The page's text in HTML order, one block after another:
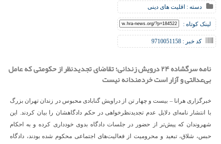
دسته : اقلیت های دینی
لینک کوتاه :
کد خبر : 9710051158
نامه سرگشاده ۲۴ درویش زندانی؛ تقاضای تجدیدنظر از حکومتی که عامل
بی‌عدالتی و آزار است خردمندانه نیست
خبرگزاری هرانا – بیست و چهار تن از دراویش گنابادی محبوس در زندان تهران بزرگ
با انتشار نامه‌ای دلایل عدم تجدیدنظرخواهی در حکم دادگاهشان را بیان کردند. این
شهروندان که پیش‌تر از حضور در جلسات دادگاه بدوی خودداری کرده و به احکام
حبس، شلاق، تبعید و محرومیت از فعالیت‌های اجتماعی محکوم شده بودند، دادگاه